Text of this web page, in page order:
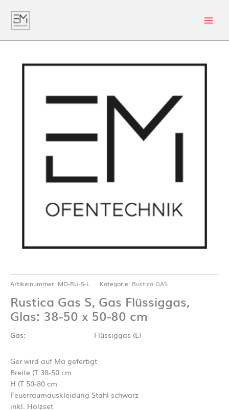
Artikelnummer: MD-RU-S-L Kategorie: Rustica GAS
Rustica Gas S, Gas Flüssiggas,
Glas: 38-50 x 50-80 cm
Gas: Flüssiggas (L)
Ger wird auf Ma gefertigt
Breite (T 38-50 cm
H (T 50-80 cm
Feuerraumauskleidung Stahl schwarz
inkl. Holzset